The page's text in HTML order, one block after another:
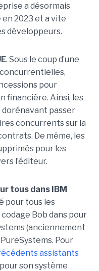
a désormais
en 2023 et a vite
développeurs.
. Sous le coup d’une
pour
financière. Ainsi, les
dorénavant passer
concurrents sur la
De même, les
pour les
l’éditeur.
tous dans IBM
pour tous les
Bob dans pour
(anciennement
Pour
assistants
son système